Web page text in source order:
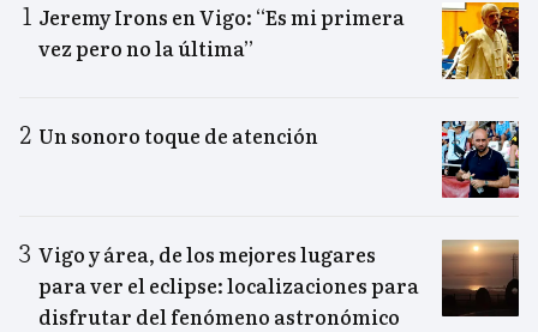
Jeremy Irons en Vigo: “Es mi primera
vez pero no la última”
Un sonoro toque de atención
Vigo y área, de los mejores lugares
para ver el eclipse: localizaciones para
disfrutar del fenómeno astronómico